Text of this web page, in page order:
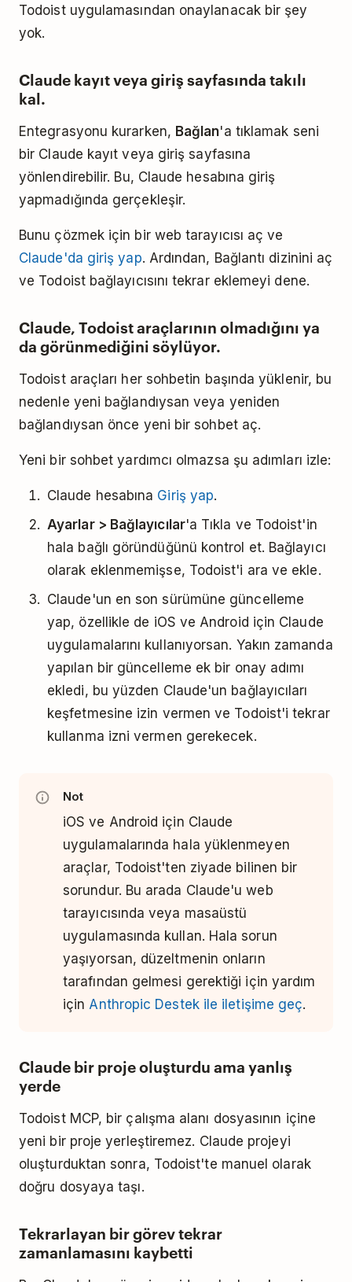
Todoist uygulamasından onaylanacak bir şey
yok.
Claude kayıt veya giriş sayfasında takılı
kal.
Entegrasyonu kurarken, Bağlan'a tıklamak seni
bir Claude kayıt veya giriş sayfasına
yönlendirebilir. Bu, Claude hesabına giriş
yapmadığında gerçekleşir.
Bunu çözmek için bir web tarayıcısı aç ve
Claude'da giriş yap. Ardından, Bağlantı dizinini aç
ve Todoist bağlayıcısını tekrar eklemeyi dene.
Claude, Todoist araçlarının olmadığını ya
da görünmediğini söylüyor.
Todoist araçları her sohbetin başında yüklenir, bu
nedenle yeni bağlandıysan veya yeniden
bağlandıysan önce yeni bir sohbet aç.
Yeni bir sohbet yardımcı olmazsa şu adımları izle:
Claude hesabına Giriş yap.
Ayarlar > Bağlayıcılar'a Tıkla ve Todoist'in
hala bağlı göründüğünü kontrol et. Bağlayıcı
olarak eklenmemişse, Todoist'i ara ve ekle.
Claude'un en son sürümüne güncelleme
yap, özellikle de iOS ve Android için Claude
uygulamalarını kullanıyorsan. Yakın zamanda
yapılan bir güncelleme ek bir onay adımı
ekledi, bu yüzden Claude'un bağlayıcıları
keşfetmesine izin vermen ve Todoist'i tekrar
kullanma izni vermen gerekecek.
Not
iOS ve Android için Claude
uygulamalarında hala yüklenmeyen
araçlar, Todoist'ten ziyade bilinen bir
sorundur. Bu arada Claude'u web
tarayıcısında veya masaüstü
uygulamasında kullan. Hala sorun
yaşıyorsan, düzeltmenin onların
tarafından gelmesi gerektiği için yardım
için Anthropic Destek ile iletişime geç.
Claude bir proje oluşturdu ama yanlış
yerde
Todoist MCP, bir çalışma alanı dosyasının içine
yeni bir proje yerleştiremez. Claude projeyi
oluşturduktan sonra, Todoist'te manuel olarak
doğru dosyaya taşı.
Tekrarlayan bir görev tekrar
zamanlamasını kaybetti